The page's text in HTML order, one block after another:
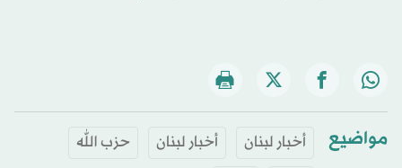
مواضيع أخبار لبنان أخبار لبنان
حزب الله